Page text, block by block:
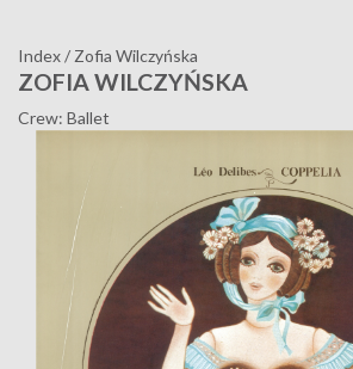
Index/ Zofia Wilczyńska
ZOFIA WILCZYŃSKA
Crew: Ballet